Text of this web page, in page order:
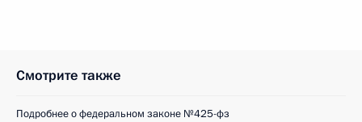
Смотрите также
Подробнее о федеральном законе №425-фз